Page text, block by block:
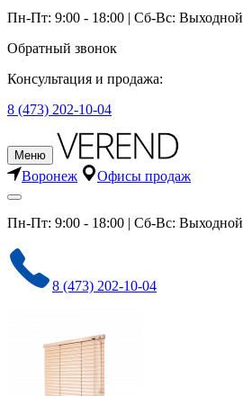
Пн-Пт: 9:00 - 18:00 | Сб-Вс: Выходной
Обратный звонок
Консультация и продажа:
8 (473) 202-10-04
Меню
Воронеж Офисы продаж
Пн-Пт: 9:00 - 18:00 | Сб-Вс: Выходной
8 (473) 202-10-04